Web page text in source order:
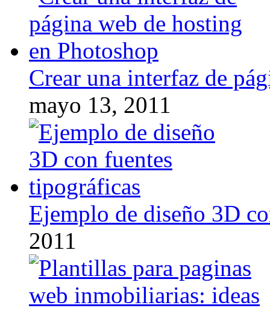
Crear una interfaz de
mayo 13, 2011
Ejemplo de diseño 3D
2011